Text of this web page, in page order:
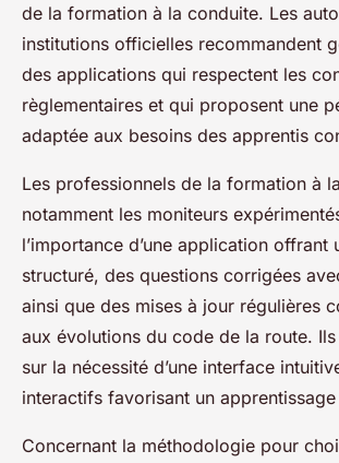
de la formation à la conduite. Les
institutions officielles recommandent
des applications qui respectent les
règlementaires et qui proposent une
adaptée aux besoins des apprentis
Les professionnels de la formation à
notamment les moniteurs
l’importance d’une application offrant
structuré, des questions corrigées
ainsi que des mises à jour régulières
aux évolutions du code de la route. Ils
sur la nécessité d’une interface
interactifs favorisant un
Concernant la méthodologie pour